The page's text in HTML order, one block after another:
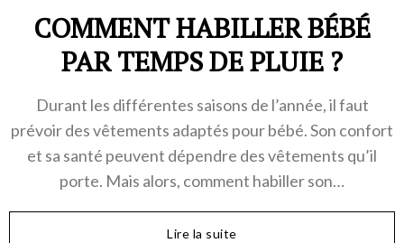
COMMENT HABILLER BÉBÉ
PAR TEMPS DE PLUIE ?
Durant les différentes saisons de l’année, il faut
prévoir des vêtements adaptés pour bébé. Son confort
et sa santé peuvent dépendre des vêtements qu’il
porte. Mais alors, comment habiller son…
Lire la suite